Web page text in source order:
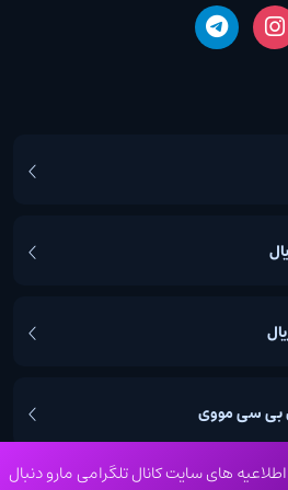
های سایت کانال تلگرامی مارو دنبال
بی سی مووی